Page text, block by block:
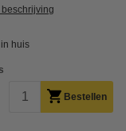
huis
Bestellen